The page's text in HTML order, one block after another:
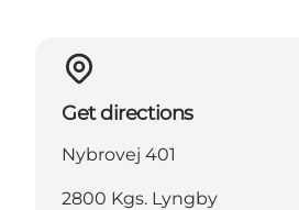
Get directions
Nybrovej 401
2800 Kgs. Lyngby